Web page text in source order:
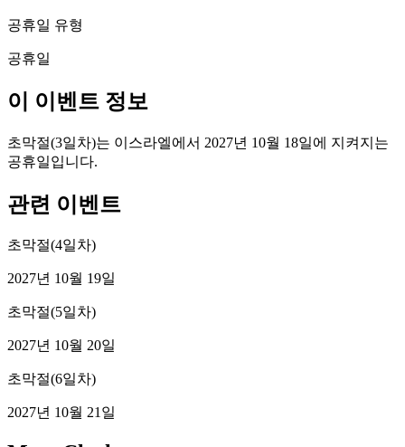
공휴일 유형
공휴일
이 이벤트 정보
초막절(3일차)는 이스라엘에서 2027년 10월 18일에 지켜지는
공휴일입니다.
관련 이벤트
초막절(4일차)
2027년 10월 19일
초막절(5일차)
2027년 10월 20일
초막절(6일차)
2027년 10월 21일